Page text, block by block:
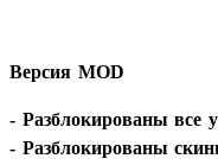
Версия MOD
- Разблокированы все
- Разблокированы